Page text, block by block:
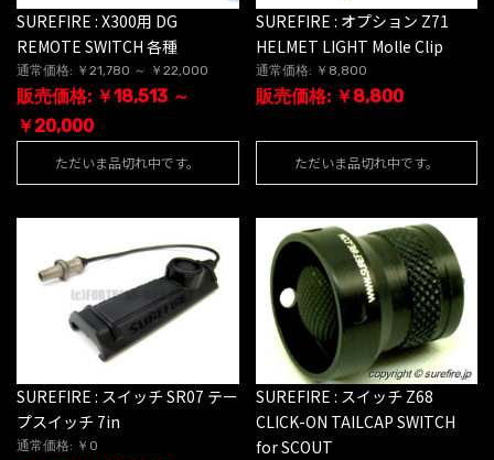
SUREFIRE : X300用 DG
REMOTE SWITCH 各種
通常価格: ￥21,780 ～ ￥22,000
販売価格: ￥18,513 ～
￥20,000
ただいま品切れ中です。
SUREFIRE : オプション Z71
HELMET LIGHT Molle Clip
通常価格: ￥8,800
販売価格: ￥8,800
ただいま品切れ中です。
SUREFIRE : スイッチ SR07 テー
プスイッチ 7in
通常価格: ￥0
SUREFIRE : スイッチ Z68
CLICK-ON TAILCAP SWITCH
for SCOUT